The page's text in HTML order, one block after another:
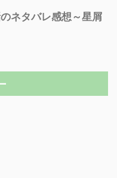
ネタバレ感想～星屑